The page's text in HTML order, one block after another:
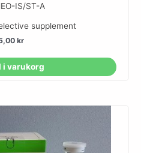
IS/ST-A
supplement
kr
i varukorg